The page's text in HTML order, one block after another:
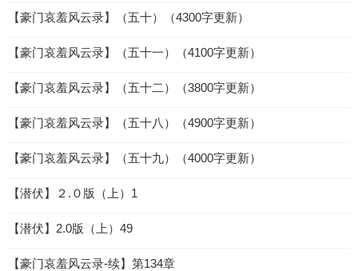
【豪门哀羞风云录】（五十）（4300字更新）
【豪门哀羞风云录】（五十一）（4100字更新）
【豪门哀羞风云录】（五十二）（3800字更新）
【豪门哀羞风云录】（五十八）（4900字更新）
【豪门哀羞风云录】（五十九）（4000字更新）
【潜伏】２.０版（上）1
【潜伏】2.0版（上）49
【豪门哀羞风云录-续】第134章